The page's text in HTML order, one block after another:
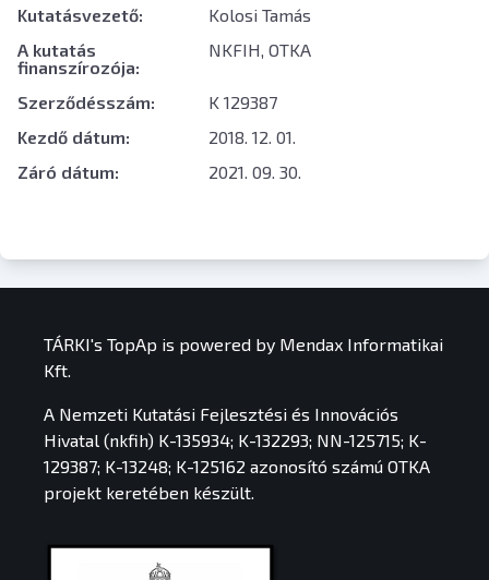
Kutatásvezető:
Kolosi Tamás
A kutatás
finanszírozója:
NKFIH, OTKA
Szerződésszám:
K 129387
Kezdő dátum:
2018. 12. 01.
Záró dátum:
2021. 09. 30.
TÁRKI's TopAp is powered by Mendax Informatikai
Kft.
A Nemzeti Kutatási Fejlesztési és Innovációs
Hivatal (nkfih) K-135934; K-132293; NN-125715; K-
129387; K-13248; K-125162 azonosító számú OTKA
projekt keretében készült.